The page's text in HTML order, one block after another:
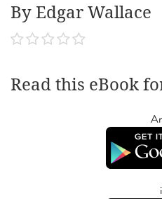
By Edgar Wallace
Read this eBook